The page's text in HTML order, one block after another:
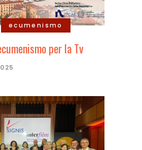
ecumenismo
per la Tv